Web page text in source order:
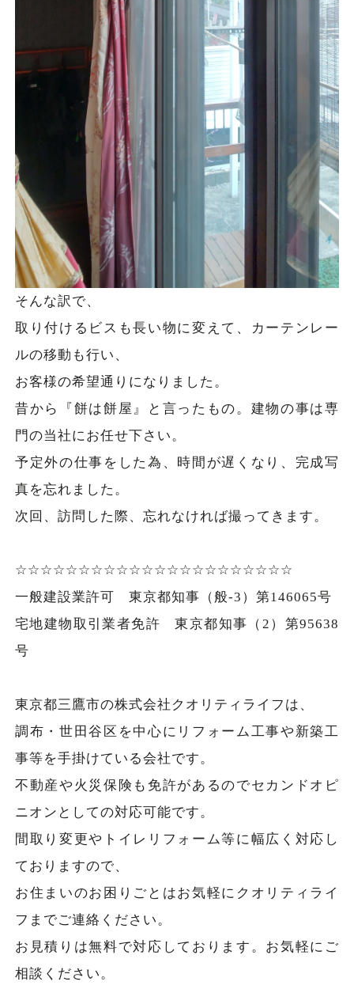
そんな訳で、
取り付けるビスも長い物に変えて、カーテンレー
ルの移動も行い、
お客様の希望通りになりました。
昔から『餅は餅屋』と言ったもの。建物の事は専
門の当社にお任せ下さい。
予定外の仕事をした為、時間が遅くなり、完成写
真を忘れました。
次回、訪問した際、忘れなければ撮ってきます。
☆☆☆☆☆☆☆☆☆☆☆☆☆☆☆☆☆☆☆☆☆☆
一般建設業許可 東京都知事（般-3）第146065号
宅地建物取引業者免許 東京都知事（2）第95638
号
東京都三鷹市の株式会社クオリティライフは、
調布・世田谷区を中心にリフォーム工事や新築工
事等を手掛けている会社です。
不動産や火災保険も免許があるのでセカンドオピ
ニオンとしての対応可能です。
間取り変更やトイレリフォーム等に幅広く対応し
ておりますので、
お住まいのお困りごとはお気軽にクオリティライ
フまでご連絡ください。
お見積りは無料で対応しております。お気軽にご
相談ください。